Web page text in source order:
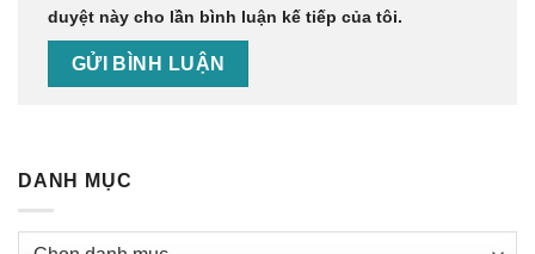
duyệt này cho lần bình luận kế tiếp của tôi.
DANH MỤC
Danh